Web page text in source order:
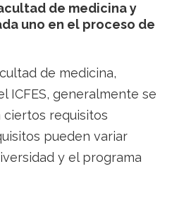
de medicina y
uno en el proceso de
de medicina,
ICFES, generalmente se
requisitos
pueden variar
y el programa